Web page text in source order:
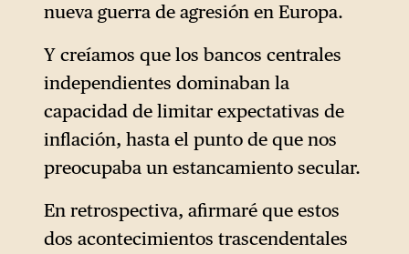
nueva guerra de agresión en Europa.
Y creíamos que los bancos centrales
independientes dominaban la
capacidad de limitar expectativas de
inflación, hasta el punto de que nos
preocupaba un estancamiento secular.
En retrospectiva, afirmaré que estos
dos acontecimientos trascendentales